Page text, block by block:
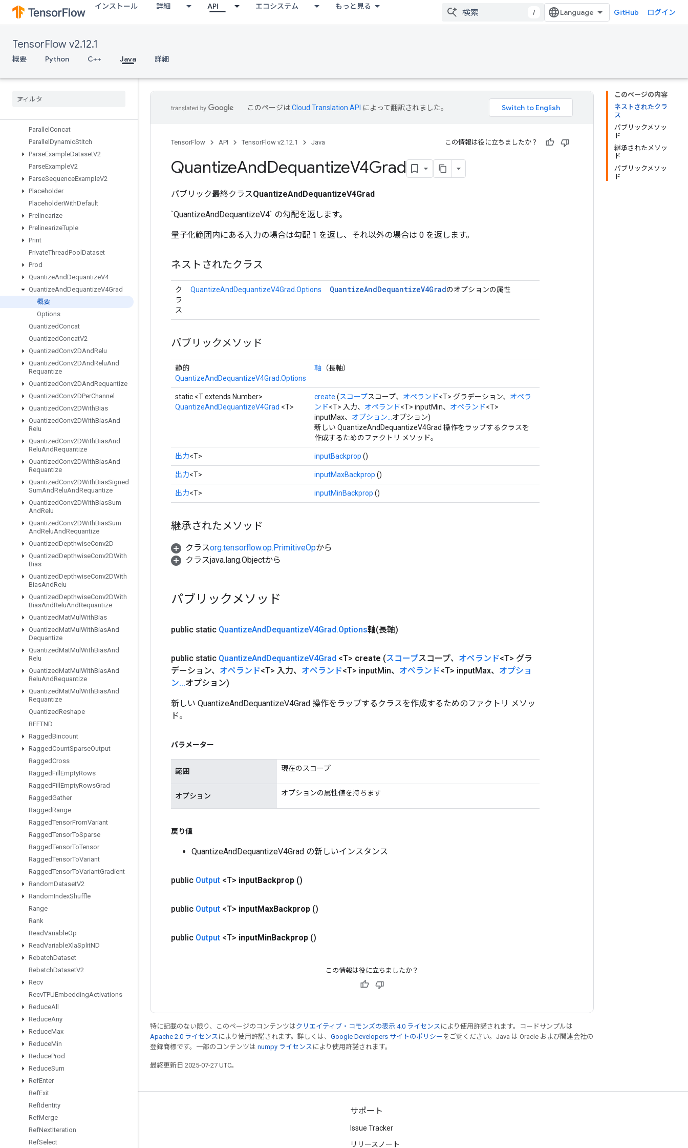
インストール 詳細 API エコシステム もっと見る
/ GitHub ログイン
TensorFlow v2.12.1
概要 Python C++ Java 詳細
OrderedMapUnstage
OrderedMapUnstageNoKey
OutfeedDequeueTuple
OutfeedDequeueTupleV2
OutfeedEnqueue
Parallel Concat
Parallel DynamicStitch
ParseExampleDatasetV2
ParseExampleV2
ParseSequenceExampleV2
Placeholder
PlaceholderWithDefault
Prelinearize
PrelinearizeTuple
Print
PrivateThreadPool Dataset
Prod
QuantizeAndDequantizeV4
QuantizeAndDequantizeV4Grad
概要
Options
QuantizedConcat
QuantizedConcatV2
QuantizedConv2DAndRelu
QuantizedConv2DAndReluAnd
Requantize
QuantizedConv2DAndRequantize
QuantizedConv2DPerChannel
QuantizedConv2DWithBias
QuantizedConv2DWithBiasAnd
Relu
QuantizedConv2DWithBiasAnd
ReluAndRequantize
QuantizedConv2DWithBiasAnd
Requantize
QuantizedConv2DWithBiasSigned
SumAndReluAndRequantize
QuantizedConv2DWithBiasSum
AndRelu
QuantizedConv2DWithBiasSum
AndReluAndRequantize
QuantizedDepthwiseConv2D
QuantizedDepthwiseConv2DWith
Bias
QuantizedDepthwiseConv2DWith
BiasAndRelu
QuantizedDepthwiseConv2DWith
BiasAndReluAndRequantize
QuantizedMatMul WithBias
QuantizedMatMul WithBiasAnd
Dequantize
QuantizedMatMul WithBiasAnd
Relu
QuantizedMatMul WithBiasAnd
ReluAndRequantize
QuantizedMatMul WithBiasAnd
Requantize
QuantizedReshape
RFFTND
RaggedBincount
RaggedCountSparseOutput
RaggedCross
RaggedFill EmptyRows
RaggedFill EmptyRowsGrad
RaggedGather
RaggedRange
RaggedTensorFromVariant
RaggedTensorToSparse
RaggedTensorToTensor
RaggedTensorToVariant
RaggedTensorToVariantGradient
RandomDatasetV2
RandomIndexShuffle
Range
Rank
ReadVariableOp
ReadVariableXlaSplitND
RebatchDataset
RebatchDatasetV2
Recv
RecvTPUEmbeddingActivations
ReduceAll
ReduceAny
ReduceMax
ReduceMin
ReduceProd
ReduceSum
RefEnter
RefExit
RefIdentity
RefMerge
RefNextIteration
RefSelect
このページの内容
ネストされたクラ
ス
パブリックメソッ
ド
継承されたメソッ
ド
パブリックメソッ
ド
このページはCloud Translation API によって翻訳されました。
TensorFlow API TensorFlow v2.12.1 Java この情報は役に立ちましたか？
QuantizeAndDequantizeV4Grad
パブリック最終クラスQuantizeAndDequantizeV4Grad
`QuantizeAndDequantizeV4` の勾配を返します。
量子化範囲内にある入力の場合は勾配 1 を返し、それ以外の場合は 0 を返します。
ネストされたクラス
ク
ラ
ス
QuantizeAndDequantizeV4Grad.Options QuantizeAndDequantizeV4Gradのオプションの属性
パブリックメソッド
静的
QuantizeAndDequantizeV4Grad.Options
軸 （長軸）
static <T extends Number>
QuantizeAndDequantizeV4Grad <T>
create (スコープスコープ、 オペランド<T> グラデーション、 オペラ
ンド<T> 入力、 オペランド<T> inputMin、 オペランド<T>
inputMax、 オプション... オプション)
新しい QuantizeAndDequantizeV4Grad 操作をラップするクラスを
作成するためのファクトリ メソッド。
出力<T> inputBackprop ()
出力<T> inputMaxBackprop ()
出力<T> inputMinBackprop ()
継承されたメソッド
クラスorg.tensorflow.op.PrimitiveOpから
クラスjava.lang.Objectから
パブリックメソッド
public static QuantizeAndDequantizeV4Grad.Options軸(長軸)
public static QuantizeAndDequantizeV4Grad <T> create (スコープスコープ、 オペランド<T> グラ
デーション、 オペランド<T> 入力、 オペランド<T> inputMin、 オペランド<T> inputMax、 オプショ
ン...オプション)
新しい QuantizeAndDequantizeV4Grad 操作をラップするクラスを作成するためのファクトリ メソッ
ド。
パラメーター
範囲 現在のスコープ
オプション オプションの属性値を持ちます
戻り値
QuantizeAndDequantizeV4Grad の新しいインスタンス
public Output <T> inputBackprop ()
public Output <T> inputMaxBackprop ()
public Output <T> inputMinBackprop ()
この情報は役に立ちましたか？
特に記載のない限り、このページのコンテンツはクリエイティブ・コモンズの表示 4.0 ライセンス により使用許諾されます。コードサンプルは
Apache 2.0 ライセンス により使用許諾されます。詳しくは、 Google Developers サイトのポリシー をご覧ください。Java は Oracle および関連会社の
登録商標です。一部のコンテンツは numpy ライセンス により使用許諾されます。
最終更新日 2025-07-27 UTC。
ブログ
フォーラム
サポート
Issue Tracker
リリースノート